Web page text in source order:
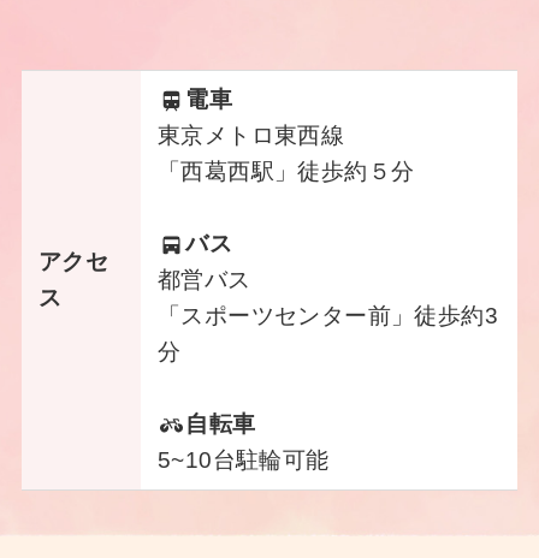
アクセ
ス
電車
東京メトロ東西線
「西葛西駅」徒歩約５分
バス
都営バス
「スポーツセンター前」徒歩約3
分
自転車
5~10台駐輪可能